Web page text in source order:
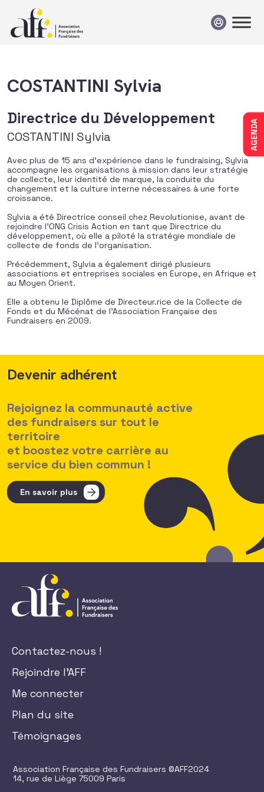
AGENDA
COSTANTINI Sylvia
Directrice du Développement
COSTANTINI Sylvia
Avec plus de 15 ans d’expérience dans le fundraising, Sylvia
accompagne les organisations à mission dans leur stratégie
de collecte, leur identité de marque, la conduite du
changement et la culture interne nécessaires à une forte
croissance.
Sylvia a été Directrice conseil chez Revolutionise, avant de
rejoindre l’ONG Crisis Action en tant que Directrice du
développement, où elle a piloté la stratégie mondiale de
collecte de fonds de l’organisation.
Précédemment, Sylvia a également dirigé plusieurs
associations et entreprises sociales en Europe, en Afrique et
au Moyen Orient.
Elle a obtenu le Diplôme de Directeur.rice de la Collecte de
Fonds et du Mécénat de l’Association Française des
Fundraisers en 2009.
Devenir adhérent
Rejoignez la communauté active
des fundraisers sur tout le
territoire
et boostez votre carrière au
service du bien commun !
En savoir plus
Contactez-nous !
Rejoindre l'AFF
Me connecter
Plan du site
Témoignages
Association Française des Fundraisers ©AFF2024
14, rue de Liège 75009 Paris